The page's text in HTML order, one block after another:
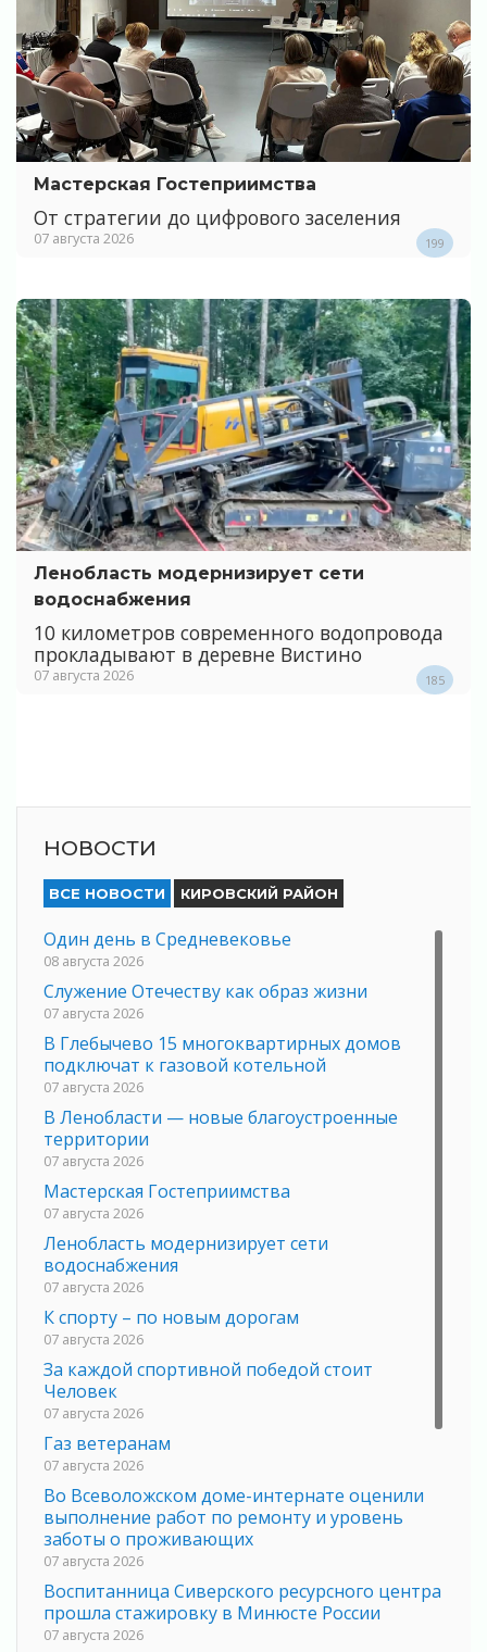
Мастерская Гостеприимства
От стратегии до цифрового заселения
07 августа 2026 199
Ленобласть модернизирует сети
водоснабжения
10 километров современного водопровода
прокладывают в деревне Вистино
07 августа 2026 185
НОВОСТИ
ВСЕ НОВОСТИ КИРОВСКИЙ РАЙОН
Один день в Средневековье
08 августа 2026
Служение Отечеству как образ жизни
07 августа 2026
В Глебычево 15 многоквартирных домов
подключат к газовой котельной
07 августа 2026
В Ленобласти — новые благоустроенные
территории
07 августа 2026
Мастерская Гостеприимства
07 августа 2026
Ленобласть модернизирует сети
водоснабжения
07 августа 2026
К спорту – по новым дорогам
07 августа 2026
За каждой спортивной победой стоит
Человек
07 августа 2026
Газ ветеранам
07 августа 2026
Во Всеволожском доме-интернате оценили
выполнение работ по ремонту и уровень
заботы о проживающих
07 августа 2026
Воспитанница Сиверского ресурсного центра
прошла стажировку в Минюсте России
07 августа 2026